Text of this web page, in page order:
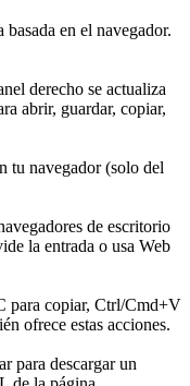
en el navegador.
derecho se actualiza
abrir, guardar, copiar,
tu navegador (solo del
de escritorio
la entrada o usa Web
para copiar, Ctrl/Cmd+V
ofrece estas acciones.
para descargar un